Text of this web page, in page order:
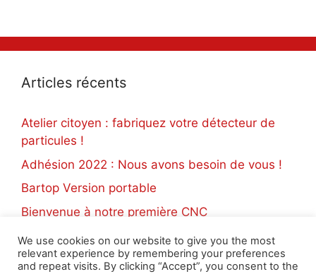
Articles récents
Atelier citoyen : fabriquez votre détecteur de
particules !
Adhésion 2022 : Nous avons besoin de vous !
Bartop Version portable
Bienvenue à notre première CNC
Impression 3D solidaire
We use cookies on our website to give you the most
relevant experience by remembering your preferences
and repeat visits. By clicking “Accept”, you consent to the